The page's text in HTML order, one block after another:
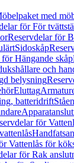
med
för För
Reservdelar för
Sidoskåp
Hängande skåp
och
belysning
Eluttag
batteridrift
för
Vattenlås för
för Rak